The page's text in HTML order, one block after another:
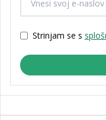
Strinjam se s